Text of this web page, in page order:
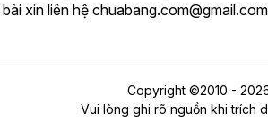
xin liên hệ chuabang.com@gmail.com
Copyright ©2010 -
Vui lòng ghi rõ nguồn khi trích